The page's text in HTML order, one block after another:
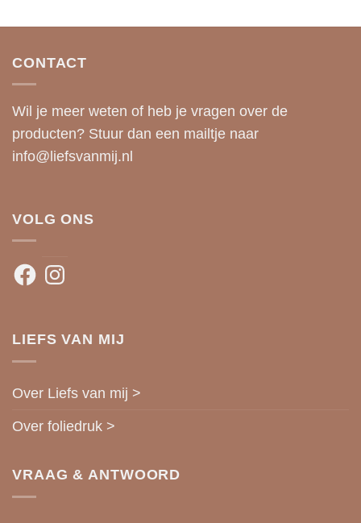
CONTACT
Wil je meer weten of heb je vragen over de
producten? Stuur dan een mailtje naar
info@liefsvanmij.nl
VOLG ONS
FacebookInstagram
LIEFS VAN MIJ
Over Liefs van mij >
Over foliedruk >
VRAAG & ANTWOORD